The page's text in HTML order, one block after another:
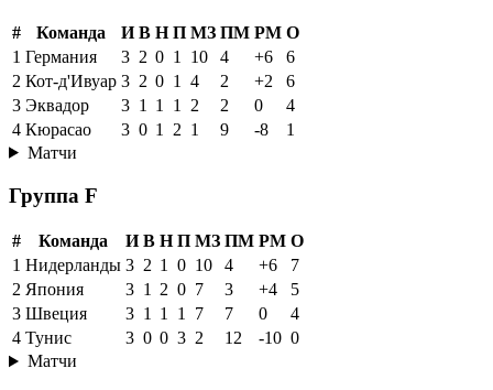
# Команда И В Н П МЗ ПМ РМ О
1 Германия 3 2 0 1 10 4 +6
6
2 Кот-д'Ивуар 3 2 0 1 4 2 +2
6
3 Эквадор 3 1 1 1 2 2 0
4
4 Кюрасао 3 0 1 2 1 9 -8
1
Матчи
Группа F
# Команда И В Н П МЗ ПМ РМ О
1 Нидерланды 3 2 1 0 10 4 +6
7
2 Япония 3 1 2 0 7 3 +4
5
3 Швеция 3 1 1 1 7 7 0
4
4 Тунис 3 0 0 3 2 12 -10 0
Матчи